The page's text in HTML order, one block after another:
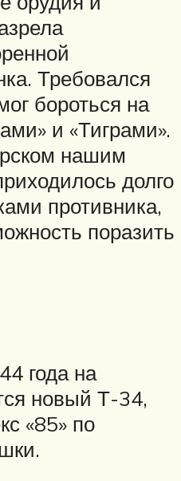
Требовался
бороться на
и «Тиграми».
нашим
долго
противника,
поразить
года на
новый Т-34,
«85» по